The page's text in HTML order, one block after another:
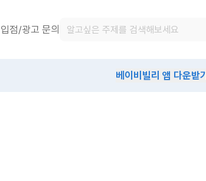
입점/광고 문의
베이비빌리 앱 다운받기